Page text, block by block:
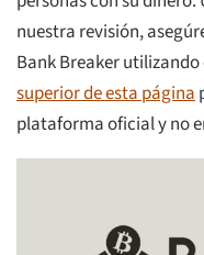
nuestra revisión,
Bank Breaker utilizando
superior de esta página
plataforma oficial y no